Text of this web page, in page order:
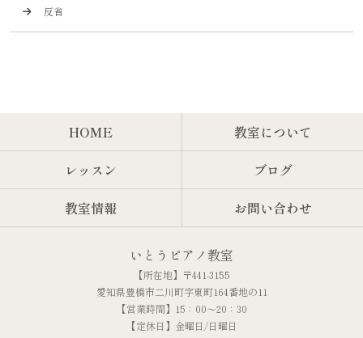
反省
HOME
教室について
レッスン
ブログ
教室情報
お問い合わせ
いとうピアノ教室
【所在地】〒441-3155
愛知県豊橋市二川町字東町164番地の11
【営業時間】15：00～20：30
【定休日】金曜日/日曜日